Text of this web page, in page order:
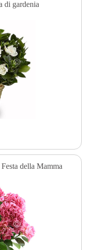
di gardenia
della Mamma